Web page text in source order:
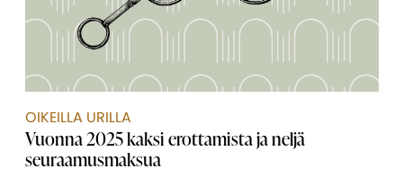
OIKEILLA URILLA
Vuonna 2025 kaksi erottamista ja neljä
seuraamusmaksua